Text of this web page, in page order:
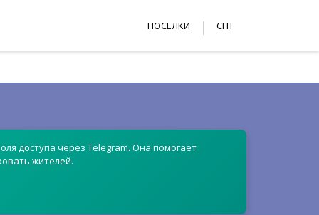
ПОСЕЛКИ СНТ
доступа через Telegram. Она помогает
жителей.